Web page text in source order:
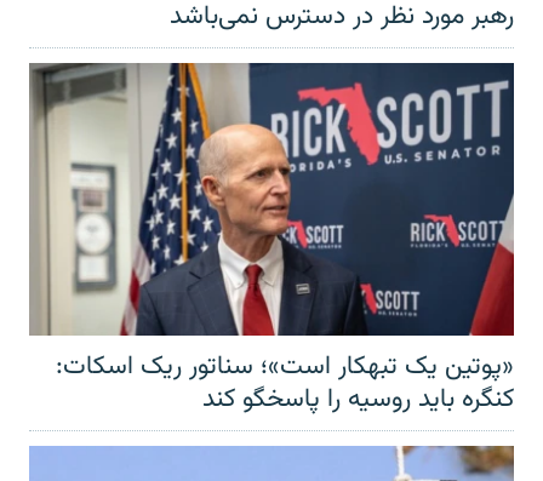
رهبر مورد نظر در دسترس نمی‌باشد
«پوتین یک تبهکار است»؛ سناتور ریک اسکات:
کنگره باید روسیه را پاسخگو کند